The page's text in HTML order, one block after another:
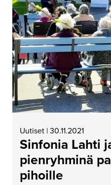
Uutiset | 30.11.2021
Sinfonia Lahti
pienryhminä
pihoille